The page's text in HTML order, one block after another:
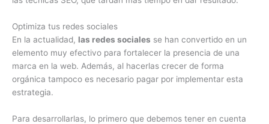
Optimiza tus redes sociales
En la actualidad, las redes sociales se han convertido en un
elemento muy efectivo para fortalecer la presencia de una
marca en la web. Además, al hacerlas crecer de forma
orgánica tampoco es necesario pagar por implementar esta
estrategia.
Para desarrollarlas, lo primero que debemos tener en cuenta